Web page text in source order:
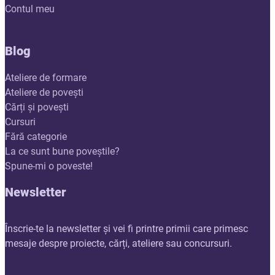
Contul meu
Blog
Ateliere de formare
Ateliere de povești
Cărți și povești
Cursuri
Fără categorie
La ce sunt bune poveștile?
Spune-mi o poveste!
Newsletter
Înscrie-te la newsletter și vei fi printre primii care primesc
mesaje despre proiecte, cărți, ateliere sau concursuri.